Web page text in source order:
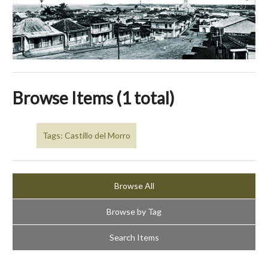
Browse Items (1 total)
Tags: Castillo del Morro
Browse All
Browse by Tag
Search Items